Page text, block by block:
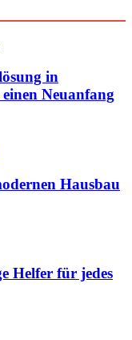
in
Neuanfang
Hausbau
Helfer für jedes